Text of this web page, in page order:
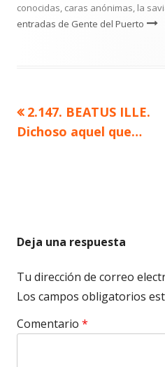
conocidas, caras anónimas, la
entradas de Gente del Puerto
Navegación
Artículo
anterior
2.147. BEATUS ILLE.
Dichoso aquel que…
Deja una respuesta
Tu dirección de correo
Los campos obligatorios
Comentario *